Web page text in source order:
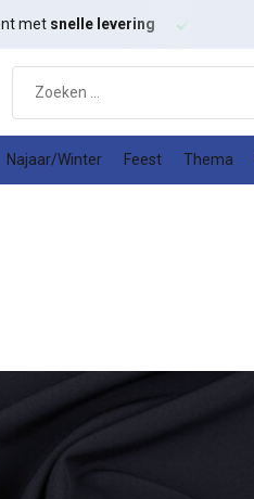
met snelle levering
Najaar/Winter Feest Thema